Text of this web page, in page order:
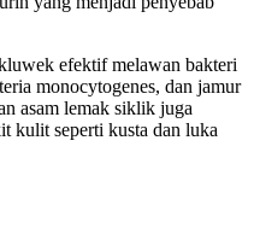
efektif melawan bakteri
monocytogenes, dan jamur
asam lemak siklik juga
kulit seperti kusta dan luka